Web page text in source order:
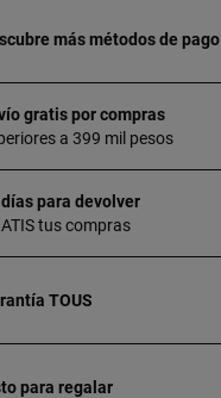
más métodos de pago
gratis por compras
a 399 mil pesos
para devolver
tus compras
TOUS
para regalar